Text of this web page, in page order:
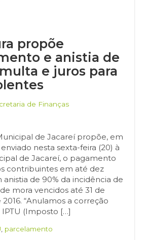
propõe
e anistia de
e juros para
de Finanças
de Jacareí propõe, em
nesta sexta-feira (20) à
de Jacareí, o pagamento
contribuintes em até dez
anistia de 90% da incidência de
mora vencidos até 31 de
“Anulamos a correção
(Imposto […]
parcelamento